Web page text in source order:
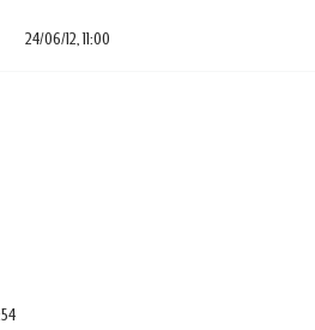
24/06/12, 11:00